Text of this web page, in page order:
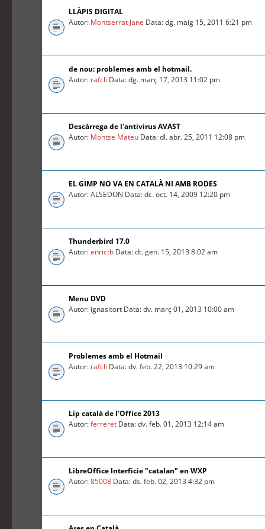
LLÀPIS DIGITAL
Autor: Montserrat Jane Data: dg. maig 15, 2011 6:21 pm
de nou: problemes amb el hotmail.
Autor: rafcli Data: dg. març 17, 2013 11:02 pm
Descàrrega de l'antivirus AVAST
Autor: Montse Mateu Data: dl. abr. 25, 2011 12:08 pm
EL GIMP NO VA EN CATALÀ NI AMB RODES
Autor: ALSEDON Data: dc. oct. 14, 2009 12:20 pm
Thunderbird 17.0
Autor:enrictb Data: dt. gen. 15, 2013 8:02 am
Menu DVD
Autor: ignasitort Data: dv. març 01, 2013 10:00 am
Problemes amb el Hotmail
Autor: rafcli Data: dv. feb. 22, 2013 10:29 am
Lip català de l'Office 2013
Autor:ferreret Data: dv. feb. 01, 2013 12:14 am
LibreOffice Interficie "catalan" en WXP
Autor:85008 Data: ds. feb. 02, 2013 4:32 pm